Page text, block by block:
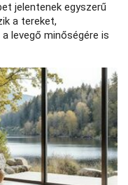
jelentenek egyszerű
a tereket,
levegő minőségére is